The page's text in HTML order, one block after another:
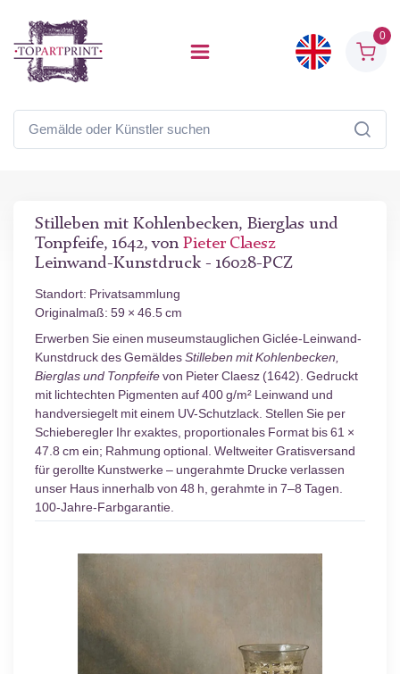
0
Stilleben mit Kohlenbecken, Bierglas und
Tonpfeife, 1642, von Pieter Claesz
Leinwand-Kunstdruck - 16028-PCZ
Standort: Privatsammlung
Originalmaß: 59 × 46.5 cm
Erwerben Sie einen museumstauglichen Giclée-Leinwand-
Kunstdruck des GemäldesStilleben mit Kohlenbecken,
Bierglas und Tonpfeifevon Pieter Claesz (1642). Gedruckt
mit lichtechten Pigmenten auf 400 g/m² Leinwand und
handversiegelt mit einem UV-Schutzlack. Stellen Sie per
Schieberegler Ihr exaktes, proportionales Format bis 61 ×
47.8 cm ein; Rahmung optional. Weltweiter Gratisversand
für gerollte Kunstwerke – ungerahmte Drucke verlassen
unser Haus innerhalb von 48 h, gerahmte in 7–8 Tagen.
100-Jahre-Farbgarantie.